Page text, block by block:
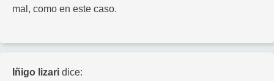
mal, como en este caso.
Iñigo lizari dice: